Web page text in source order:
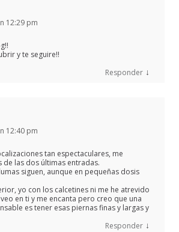
12:29 pm
y te seguire!!
Responder ↓
12:40 pm
tan espectaculares, me
de las dos últimas entradas.
siguen, aunque en pequeñas dosis
yo con los calcetines ni me he atrevido
en ti y me encanta pero creo que una
es tener esas piernas finas y largas y
Responder ↓